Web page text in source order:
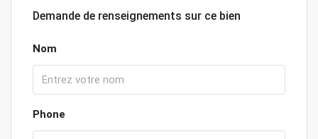
Demande de renseignements sur ce bien
Nom
Phone